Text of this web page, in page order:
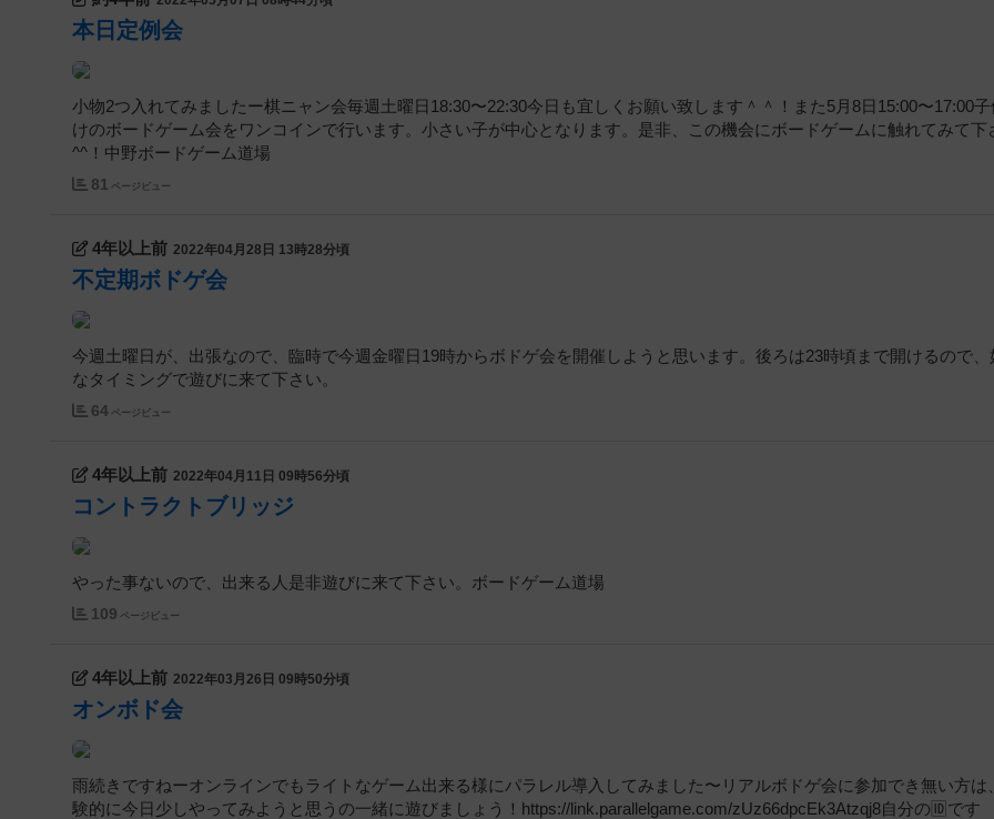
本日定例会
小物2つ入れてみましたー棋ニャン会毎週土曜日18:30〜22:30今日も宜しくお願い致します＾＾！また5月8日15:00〜17:00
けのボードゲーム会をワンコインで行います。小さい子が中心となります。是非、この機会にボードゲームに触れてみて下
^^！中野ボードゲーム道場
81 ページビュー
4年以上前 2022年04月28日 13時28分頃
不定期ボドゲ会
今週土曜日が、出張なので、臨時で今週金曜日19時からボドゲ会を開催しようと思います。後ろは23時頃まで開けるので、
なタイミングで遊びに来て下さい。
64 ページビュー
4年以上前 2022年04月11日 09時56分頃
コントラクトブリッジ
やった事ないので、出来る人是非遊びに来て下さい。ボードゲーム道場
109 ページビュー
4年以上前 2022年03月26日 09時50分頃
オンボド会
雨続きですねーオンラインでもライトなゲーム出来る様にパラレル導入してみました〜リアルボドゲ会に参加でき無い方は
験的に今日少しやってみようと思うの一緒に遊びましょう！https://link.parallelgame.com/zUz66dpcEk3Atzqj8自分の🆔です